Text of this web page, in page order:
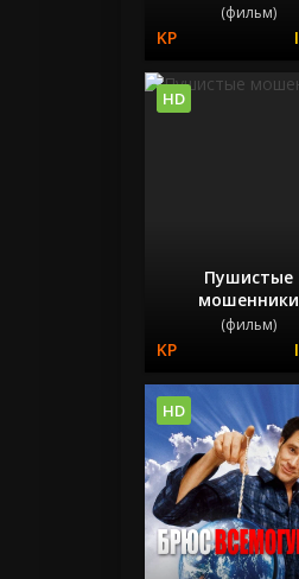
(фильм)
Пушистые
мошенники
(фильм)
HD
HD